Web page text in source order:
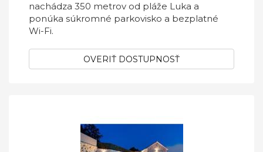
nachádza 350 metrov od pláže Luka a
ponúka súkromné ​​parkovisko a bezplatné
Wi-Fi.
OVERIŤ DOSTUPNOSŤ